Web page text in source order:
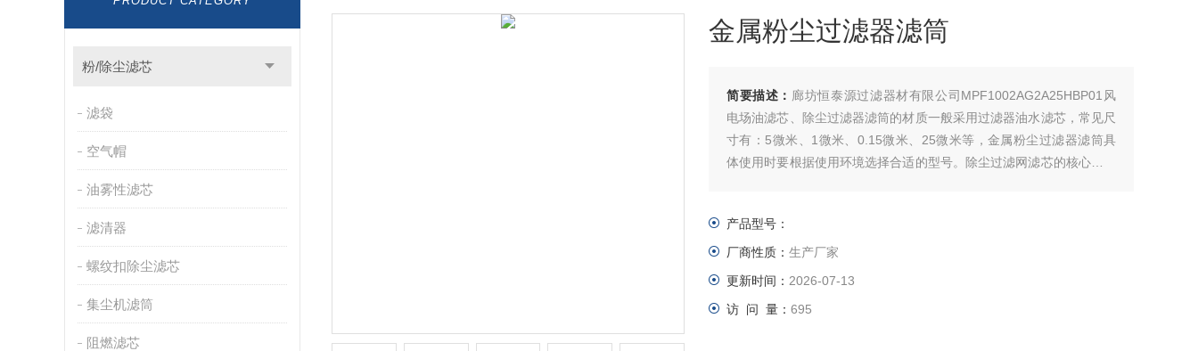
粉/除尘滤芯
滤袋
空气帽
油雾性滤芯
滤清器
螺纹扣除尘滤芯
集尘机滤筒
阻燃滤芯
金属粉尘过滤器滤筒
简要描述： 廊坊恒泰源过滤器材有限公司MPF1002AG2A25HBP01风
电场油滤芯、除尘过滤器滤筒的材质一般采用过滤器油水滤芯，常见尺
寸有：5微米、1微米、0.15微米、25微米等，金属粉尘过滤器滤筒具
体使用时要根据使用环境选择合适的型号。除尘过滤网滤芯的核心部分
产品型号：
厂商性质： 生产厂家
更新时间： 2026-07-13
访 问 量： 695